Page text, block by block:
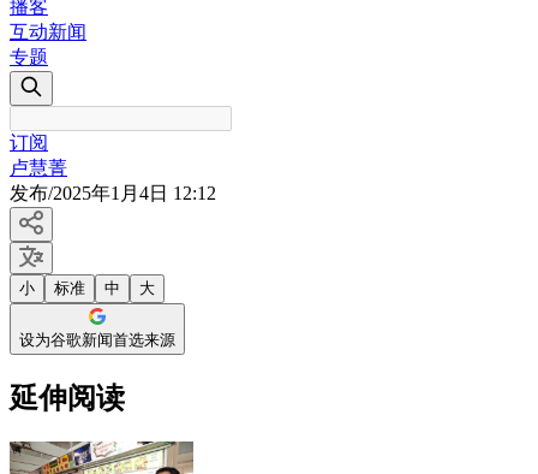
播客
互动新闻
专题
订阅
卢慧菁
发布/2025年1月4日 12:12
小 标准 中 大
设为谷歌新闻首选来源
延伸阅读